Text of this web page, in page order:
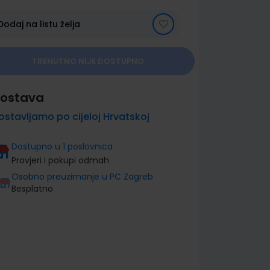
na listu želja
po cijeloj Hrvatskoj
Dostupno u 1 poslovnica
Provjeri i pokupi odmah
Osobno preuzimanje u PC Zagreb
Besplatno